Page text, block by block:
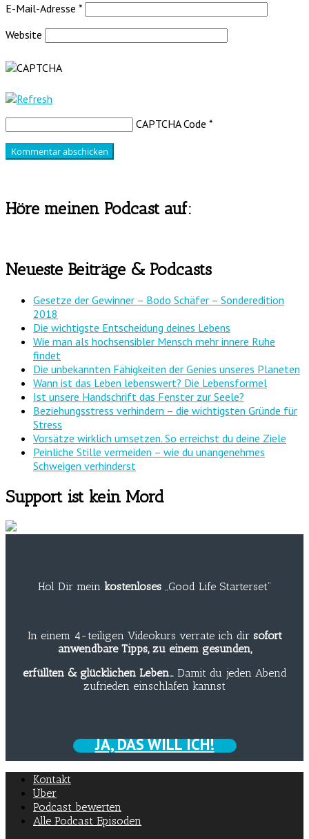
E-Mail-Adresse *
Website
CAPTCHA Code *
Höre meinen Podcast auf:
Neueste Beiträge & Podcasts
Gesetze der Gewinner – Bodo Schäfer – Sonderedition
2018
Die wichtigste Entscheidung deines Lebens
Wie man als hochsensibler Mensch mehr innere Ruhe
findet
Die unbekannten Fähigkeiten der Genies unseres Planeten
Wann ist das Leben lebenswert? Die Lebensformel
Ist unsere Handschrift das Fenster zur Seele?
Beziehungsstress verhindern – die wichtigsten Gründe für
Stress
Vorsätze wirklich umsetzen. So erreichst du deine Ziele
Peinliche Stille vermeiden – wie du unangenehmes
Schweigen verhinderst
Support ist kein Mord
Hol Dir mein kostenloses „Good Life Starterset“
In einem 4-teiligen Videokurs verrate ich dir sofort
anwendbare Tipps, zu einem gesunden,
erfüllten & glücklichen Leben…Damit du jeden Abend
zufrieden einschlafen kannst
JA, DAS WILL ICH!
Kontakt
Über
Podcast bewerten
Alle Podcast Episoden